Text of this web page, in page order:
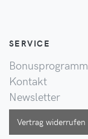
SERVICE
Bonusprogramm
Kontakt
Newsletter
Vertrag widerrufen